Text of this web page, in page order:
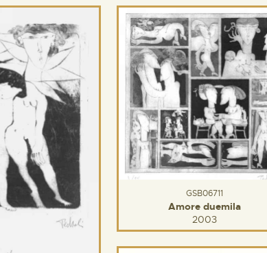
GSB06711
Amore duemila
2003